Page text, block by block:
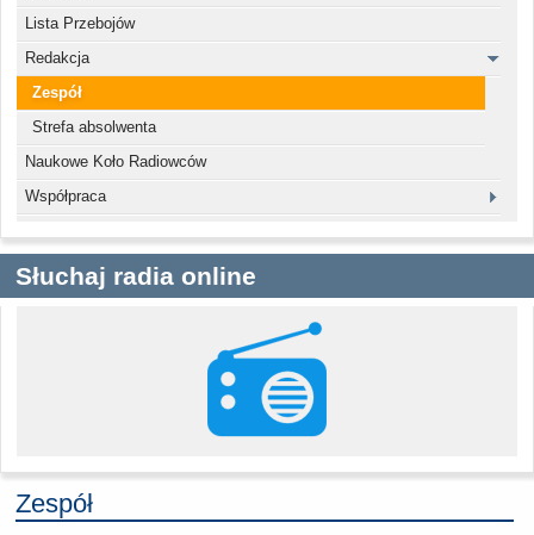
Lista Przebojów
Redakcja
Zespół
Strefa absolwenta
Naukowe Koło Radiowców
Współpraca
Słuchaj radia online
Zespół